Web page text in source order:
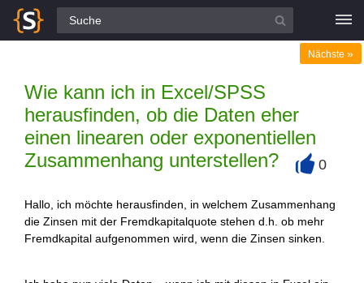
Alle Fragen
Wie kann ich in Excel/SPSS
herausfinden, ob die Daten eher
einen linearen oder exponentiellen
Zusammenhang unterstellen?
Nächste »
0
Hallo, ich möchte herausfinden, in welchem Zusammenhang
die Zinsen mit der Fremdkapitalquote stehen d.h. ob mehr
Fremdkapital aufgenommen wird, wenn die Zinsen sinken.